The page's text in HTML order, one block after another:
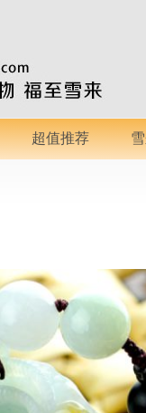
超值推荐